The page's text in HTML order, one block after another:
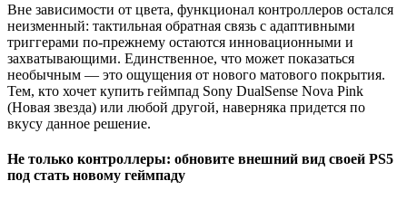
Вне зависимости от цвета, функционал контроллеров остался
неизменный: тактильная обратная связь с адаптивными
триггерами по-прежнему остаются инновационными и
захватывающими. Единственное, что может показаться
необычным — это ощущения от нового матового покрытия.
Тем, кто хочет купить геймпад Sony DualSense Nova Pink
(Новая звезда) или любой другой, наверняка придется по
вкусу данное решение.
Не только контроллеры: обновите внешний вид своей PS5
под стать новому геймпаду